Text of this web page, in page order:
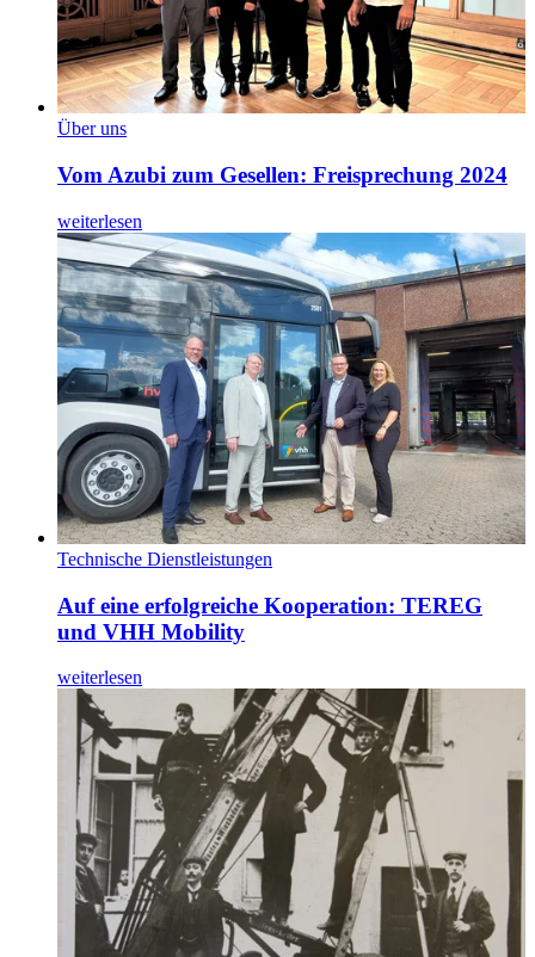
Über uns
Vom Azubi zum Gesellen: Freisprechung 2024
weiterlesen
Technische Dienstleistungen
Auf eine erfolgreiche Kooperation: TEREG
und VHH Mobility
weiterlesen